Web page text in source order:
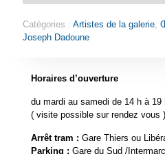
Catégories : Artistes de la galerie,
Joseph Dadoune
Horaires d’ouverture
du mardi au samedi de 14 h à 19
( visite possible sur rendez vous )
Arrêt tram : Gare Thiers ou
Parking : Gare du Sud /